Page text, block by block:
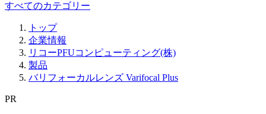
すべてのカテゴリー
トップ
企業情報
リコーPFUコンピューティング(株)
製品
バリフォーカルレンズ Varifocal Plus
PR